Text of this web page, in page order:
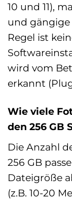
10 und 11),
und
Regel ist
wird vom
erkannt
Wie viele
den 256 GB
Die Anzahl
256 GB
Dateigröße
(z.B. 10-20